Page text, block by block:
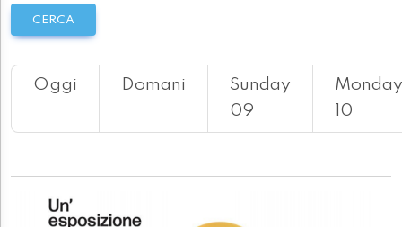
CERCA
Oggi Domani
Sunday
09
Monday
10